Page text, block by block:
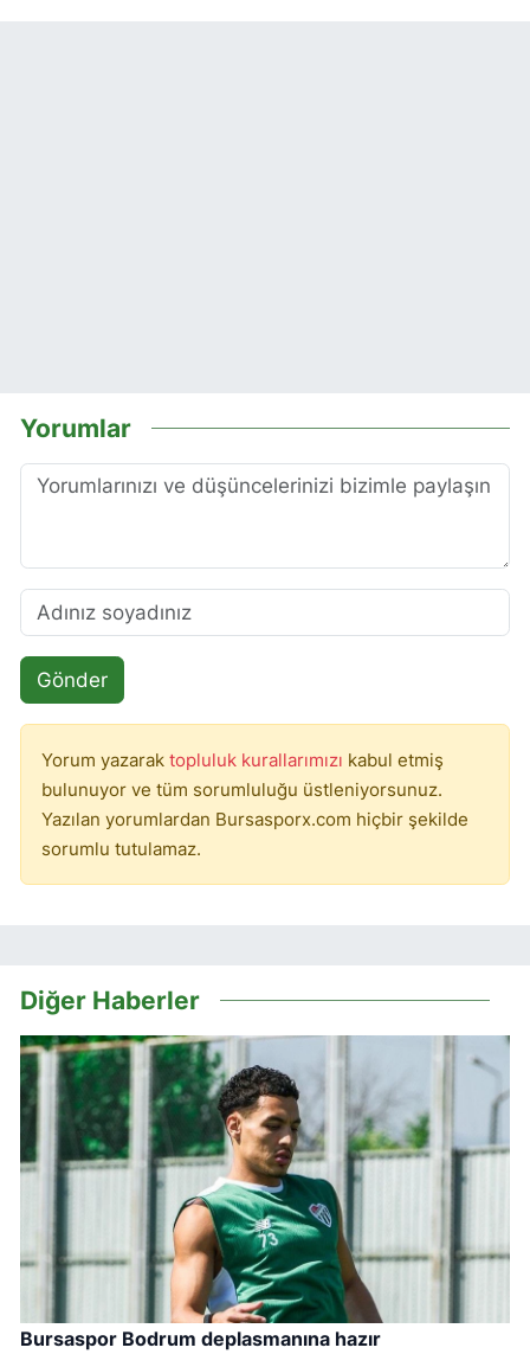
Yorumlar
Gönder
Yorum yazarak topluluk kurallarımızı kabul etmiş
bulunuyor ve tüm sorumluluğu üstleniyorsunuz.
Yazılan yorumlardan Bursasporx.com hiçbir şekilde
sorumlu tutulamaz.
Diğer Haberler
Bursaspor Bodrum deplasmanına hazır